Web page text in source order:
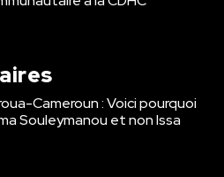
Cameroun : Voici pourquoi
Souleymanou et non Issa